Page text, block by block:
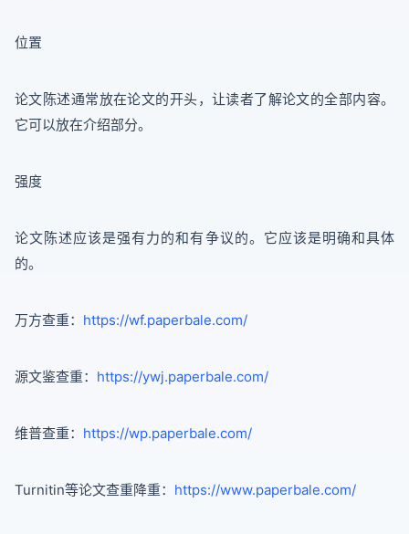
位置
论文陈述通常放在论文的开头，让读者了解论文的全部内容。
它可以放在介绍部分。
强度
论文陈述应该是强有力的和有争议的。它应该是明确和具体
的。
万方查重： https://wf.paperbale.com/
源文鉴查重： https://ywj.paperbale.com/
维普查重： https://wp.paperbale.com/
Turnitin等论文查重降重： https://www.paperbale.com/